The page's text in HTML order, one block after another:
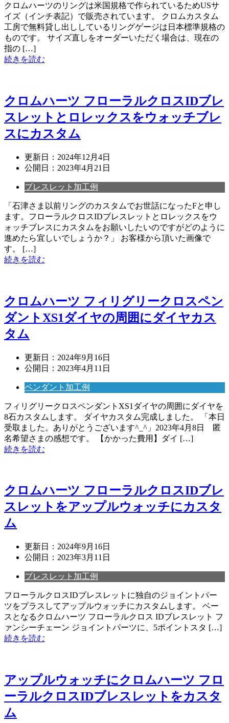
クロムハーツのリングは米国規格で作られているためUSサ
イズ（インチ表記）で販売されています。 クロムカスタム
工房で無料貸し出ししているリングゲージは日本標準規格の
ものです。 サイズ直しをオーダーいただく場合は、現在の
指の […]
続きを読む
クロムハーツ フローラルクロスIDブレ
スレットとロレックスをウォッチブレ
スにカスタム
更新日： 2024年12月4日
公開日： 2023年4月21日
ブレスレット加工例
「石津さま以前リングのカスタムでお世話になったFと申し
ます。フローラルクロスIDブレスレットとロレックスをウ
ォッチブレスにカスタムをお願いしたいのですがどのように
進めたら宜しいでしょうか？」 お客様から頂いた画像で
す。 […]
続きを読む
クロムハーツ フィリグリークロスペン
ダントXS1ダイヤの周囲にダイヤカス
タム
更新日： 2024年9月16日
公開日： 2023年4月11日
ペンダント加工例
フィリグリークロスペンダントXS1ダイヤの周囲にダイヤを
8石カスタムします。 ダイヤカスタム完成しました。 「本日
受取ました。ありがとうございます^_^」2023年4月8日 匿
名希望さまの感想です。 【かかった費用】ダイ […]
続きを読む
クロムハーツ フローラルクロスIDブレ
スレットをアップルウォッチにカスタ
ム
更新日： 2024年9月16日
公開日： 2023年3月11日
ブレスレット加工例
フローラルクロスIDブレスレットに独自のジョイントパー
ツをプラスしてアップルウォッチにカスタムします。 ベー
スとなるクロムハーツ フローラルクロス IDブレスレット フ
ァンシーチェーン ジョイントパーツに、5ポイントスタ […]
続きを読む
アップルウォッチにクロムハーツ フロ
ーラルクロスIDブレスレットをカスタ
ム